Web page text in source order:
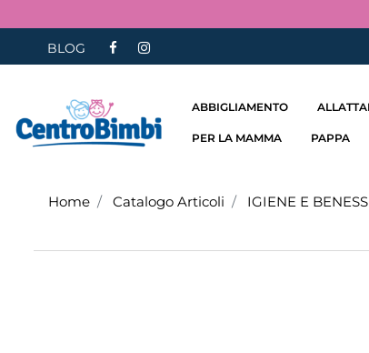
BLOG
ABBIGLIAMENTO
PER LA MAMMA PAPPA
Home Catalogo Articoli IGIENE E